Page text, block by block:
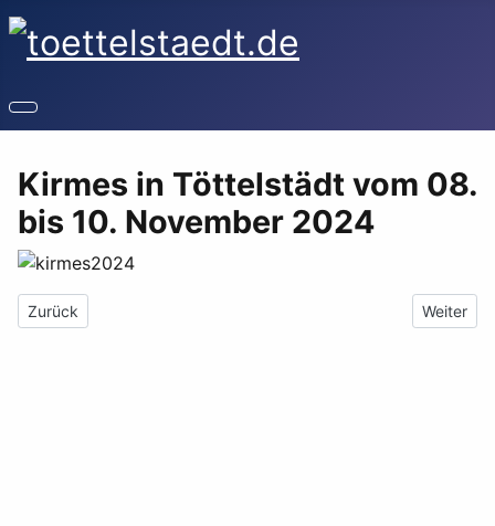
Kirmes in Töttelstädt vom 08.
bis 10. November 2024
Vorheriger Beitrag: Töttelstädter Weihnachtsmarkt am
Zurück Nächster
Weiter